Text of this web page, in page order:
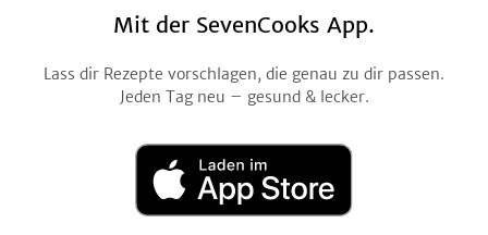
Mit der SevenCooks App.
Lass dir Rezepte vorschlagen, die genau zu dir passen.
Jeden Tag neu – gesund & lecker.
Laden
im
App